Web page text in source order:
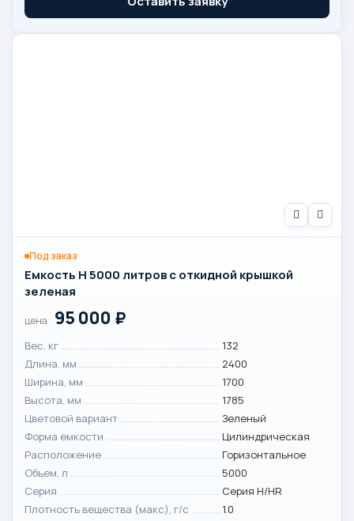
Под заказ
Емкость H 5000 литров с откидной крышкой
зеленая
цена 95 000 ₽
Вес, кг
132
Длина, мм
2400
Ширина, мм
1700
Высота, мм
1785
Цветовой вариант
Зеленый
Форма емкости
Цилиндрическая
Расположение
Горизонтальное
Объем, л
5000
Серия
Серия H/HR
Плотность вещества (макс), г/с
1.0